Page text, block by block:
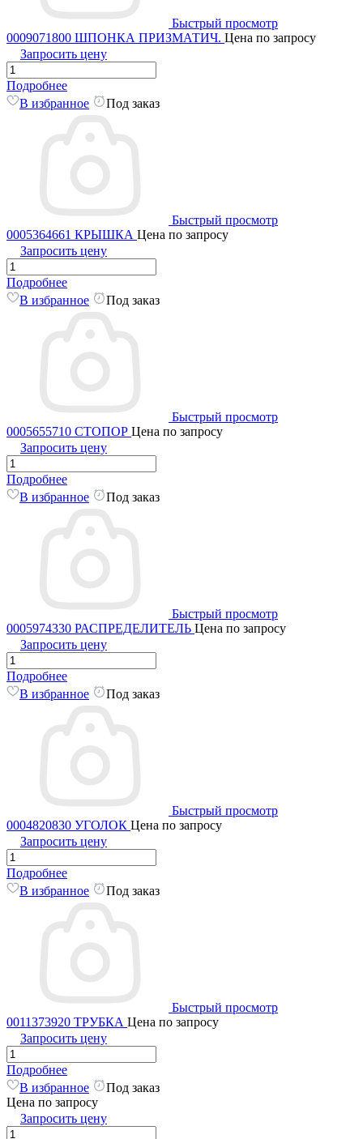
Быстрый просмотр
0009071800 ШПОНКА ПРИЗМАТИЧ. Цена по запросу
Запросить цену
Подробнее
В избранное
Под заказ
Быстрый просмотр
0005364661 КРЫШКА Цена по запросу
Запросить цену
Подробнее
В избранное
Под заказ
Быстрый просмотр
0005655710 СТОПОР Цена по запросу
Запросить цену
Подробнее
В избранное
Под заказ
Быстрый просмотр
0005974330 РАСПРЕДЕЛИТЕЛЬ Цена по запросу
Запросить цену
Подробнее
В избранное
Под заказ
Быстрый просмотр
0004820830 УГОЛОК Цена по запросу
Запросить цену
Подробнее
В избранное
Под заказ
Быстрый просмотр
0011373920 ТРУБКА Цена по запросу
Запросить цену
Подробнее
В избранное
Под заказ
Цена по запросу
Запросить цену